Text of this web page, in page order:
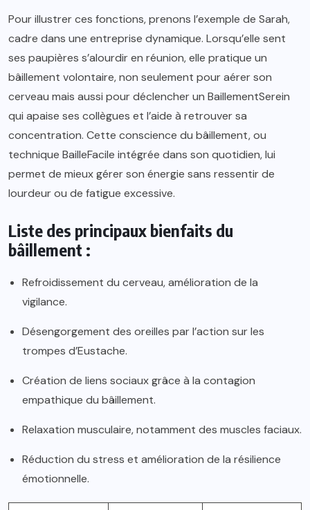
Pour illustrer ces fonctions, prenons l’exemple de Sarah,
cadre dans une entreprise dynamique. Lorsqu’elle sent
ses paupières s’alourdir en réunion, elle pratique un
bâillement volontaire, non seulement pour aérer son
cerveau mais aussi pour déclencher un BaillementSerein
qui apaise ses collègues et l’aide à retrouver sa
concentration. Cette conscience du bâillement, ou
technique BailleFacile intégrée dans son quotidien, lui
permet de mieux gérer son énergie sans ressentir de
lourdeur ou de fatigue excessive.
Liste des principaux bienfaits du
bâillement :
Refroidissement du cerveau, amélioration de la
vigilance.
Désengorgement des oreilles par l’action sur les
trompes d’Eustache.
Création de liens sociaux grâce à la contagion
empathique du bâillement.
Relaxation musculaire, notamment des muscles faciaux.
Réduction du stress et amélioration de la résilience
émotionnelle.